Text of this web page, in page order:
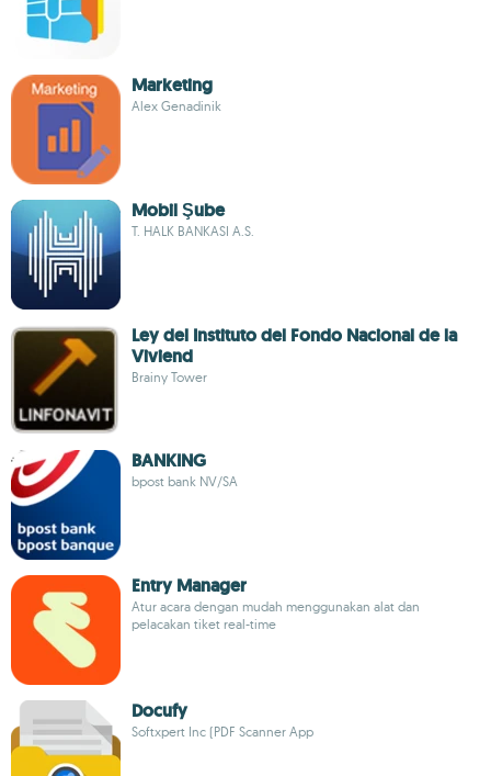
Marketing
Alex Genadinik
Mobil Şube
T. HALK BANKASI A.S.
Ley del Instituto del Fondo Nacional de la
Viviend
Brainy Tower
BANKING
bpost bank NV/SA
Entry Manager
Atur acara dengan mudah menggunakan alat dan
pelacakan tiket real-time
Docufy
Softxpert Inc (PDF Scanner App